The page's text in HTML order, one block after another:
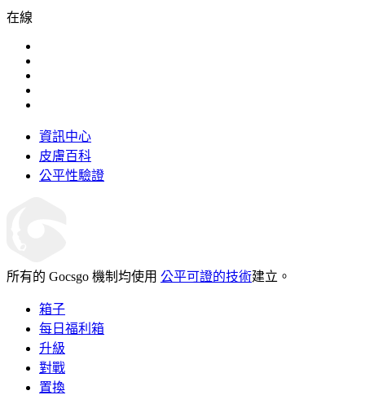
在線
資訊中心
皮膚百科
公平性驗證
所有的 Gocsgo 機制均使用 公平可證的技術建立。
箱子
每日福利箱
升級
對戰
置換